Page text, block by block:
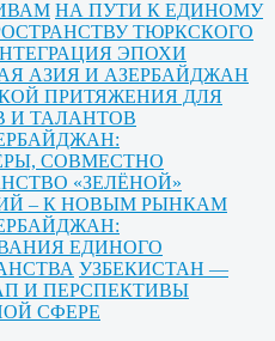
НА ПУТИ К ЕДИНОМУ
ТЮРКСКОГО
ЭПОХИ
АЗИЯ И АЗЕРБАЙДЖАН
ПРИТЯЖЕНИЯ ДЛЯ
И ТАЛАНТОВ
СОВМЕСТНО
«ЗЕЛЁНОЙ»
– К НОВЫМ РЫНКАМ
ЕДИНОГО
УЗБЕКИСТАН —
И ПЕРСПЕКТИВЫ
СФЕРЕ